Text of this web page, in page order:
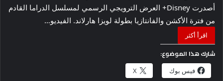
أصدرت Disney+ العرض الترويجي الرسمي لمسلسل الدراما القادم
من فترة الأكشن والفانتازيا بطولة لويزا هارلاند. الفيديو…
اقرأ أكثر
شارك هذا الموضوع:
فيس بوك X